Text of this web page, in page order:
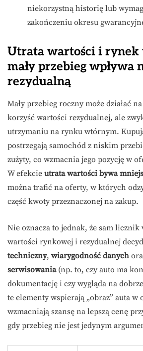
niekorzystną historię lub
zakończeniu okresu
Utrata wartości i
mały przebieg wpływa
rezydualną
Mały przebieg roczny może działać
korzyść wartości rezydualnej, ale
utrzymaniu na rynku wtórnym.
postrzegają samochód z niskim
zużyty, co wzmacnia jego pozycję w
W efekcie utrata wartości bywa
można trafić na oferty, w których
część kwoty przeznaczonej na zakup.
Nie oznacza to jednak, że sam licznik
wartości rynkowej i rezydualnej
techniczny, wiarygodność danych
serwisowania(np. to, czy auto ma
dokumentację i czy wygląda na
te elementy wspierają „obraz” auta w
wzmacniają szansę na lepszą cenę
gdy przebieg nie jest jedynym